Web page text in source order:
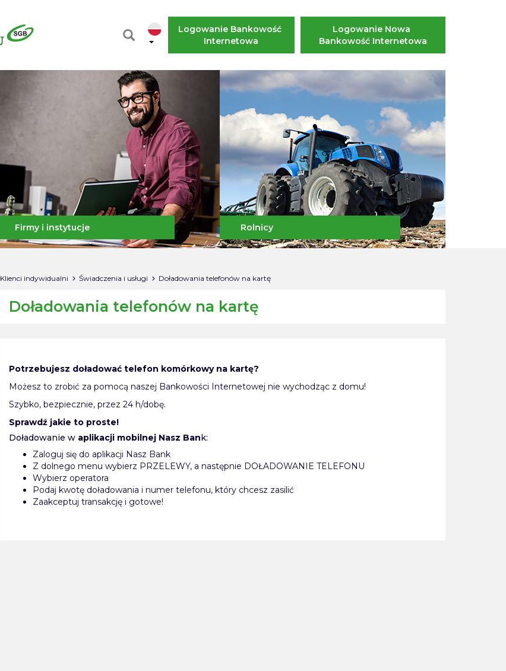
Logowanie Bankowość
Internetowa
Logowanie Nowa
Bankowość Internetowa
Firmy i instytucje Rolnicy
Klienci indywidualni Świadczenia i usługi Doładowania telefonów na kartę
Doładowania telefonów na kartę
Potrzebujesz doładować telefon komórkowy na kartę?
Możesz to zrobić za pomocą naszej Bankowości Internetowej nie wychodząc z domu!
Szybko, bezpiecznie, przez 24 h/dobę.
Sprawdź jakie to proste!
Doładowanie w aplikacji mobilnej Nasz Bank:
Zaloguj się do aplikacji Nasz Bank
Z dolnego menu wybierz PRZELEWY, a następnie DOŁADOWANIE TELEFONU
Wybierz operatora
Podaj kwotę doładowania i numer telefonu, który chcesz zasilić
Zaakceptuj transakcję i gotowe!